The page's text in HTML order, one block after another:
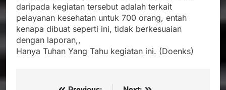
daripada kegiatan tersebut adalah terkait
pelayanan kesehatan untuk 700 orang, entah
kenapa dibuat seperti ini, tidak berkesuaian
dengan laporan,,
Hanya Tuhan Yang Tahu kegiatan ini. (Doenks)